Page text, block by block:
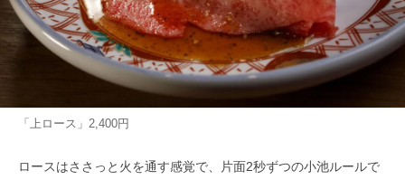
「上ロース」2,400円
ロースはささっと火を通す感覚で、片面2秒ずつの小池ルールで